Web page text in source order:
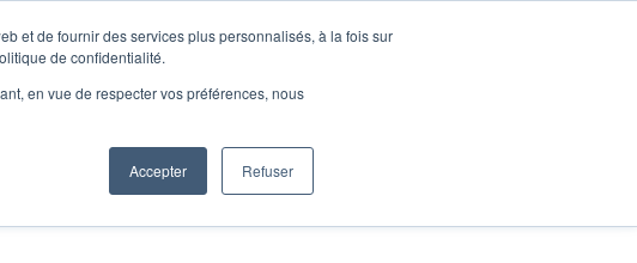
et de fournir des services plus personnalisés, à la fois sur
de confidentialité.
en vue de respecter vos préférences, nous
Accepter Refuser
Se connecter Je découvre les ateliers
Entreprises